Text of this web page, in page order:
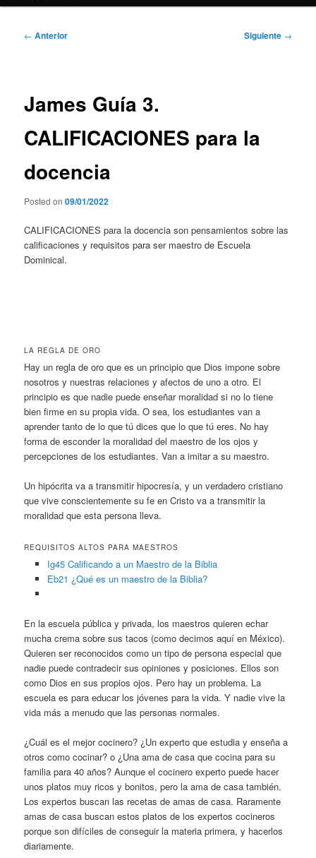
Navegación
← Anterior Siguiente →
James Guía 3.
CALIFICACIONES para la
docencia
Posted on09/01/2022
CALIFICACIONES para la docencia son pensamientos sobre las
calificaciones y requisitos para ser maestro de Escuela
Dominical.
LA REGLA DE ORO
Hay un regla de oro que es un principio que Dios impone sobre
nosotros y nuestras relaciones y afectos de uno a otro. El
principio es que nadie puede enseñar moralidad si no lo tiene
bien firme en su propia vida. O sea, los estudiantes van a
aprender tanto de lo que tú dices que lo que tú eres. No hay
forma de esconder la moralidad del maestro de los ojos y
percepciones de los estudiantes. Van a imitar a su maestro.
Un hipócrita va a transmitir hipocresía, y un verdadero cristiano
que vive conscientemente su fe en Cristo va a transmitir la
moralidad que esta persona lleva.
REQUISITOS ALTOS PARA MAESTROS
Ig45 Calificando a un Maestro de la Biblia
Eb21 ¿Qué es un maestro de la Biblia?
En la escuela pública y privada, los maestros quieren echar
mucha crema sobre sus tacos (como decimos aquí en México).
Quieren ser reconocidos como un tipo de persona especial que
nadie puede contradecir sus opiniones y posiciones. Ellos son
como Dios en sus propios ojos. Pero hay un problema. La
escuela es para educar los jóvenes para la vida. Y nadie vive la
vida más a menudo que las personas normales.
¿Cuál es el mejor cocinero? ¿Un experto que estudia y enseña a
otros como cocinar? o ¿Una ama de casa que cocina para su
familia para 40 años? Aunque el cocinero experto puede hacer
unos platos muy ricos y bonitos, pero la ama de casa también.
Los expertos buscan las recetas de amas de casa. Raramente
amas de casa buscan estos platos de los expertos cocineros
porque son difíciles de conseguir la materia primera, y hacerlos
diariamente.